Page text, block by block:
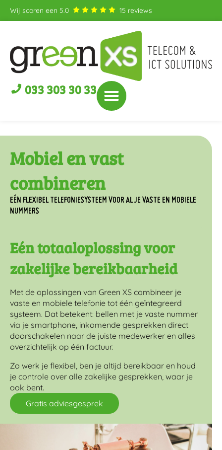
Wij scoren een 5.0 15 reviews
033 303 30 33
Mobiel en vast
combineren
EÉN FLEXIBEL TELEFONIESYSTEEM VOOR AL JE VASTE EN MOBIELE
NUMMERS
Eén totaaloplossing voor
zakelijke bereikbaarheid
Met de oplossingen van Green XS combineer je
vaste en mobiele telefonie tot één geïntegreerd
systeem. Dat betekent: bellen met je vaste nummer
via je smartphone, inkomende gesprekken direct
doorschakelen naar de juiste medewerker en alles
overzichtelijk op één factuur.
Zo werk je flexibel, ben je altijd bereikbaar en houd
je controle over alle zakelijke gesprekken, waar je
ook bent.
Gratis adviesgesprek